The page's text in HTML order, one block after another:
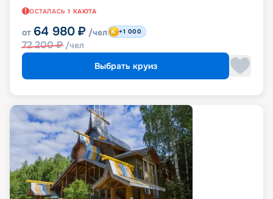
ОСТАЛАСЬ 1 КАЮТА
от 64 980 ₽ /чел
72 200₽ /чел
+1 000
Выбрать круиз